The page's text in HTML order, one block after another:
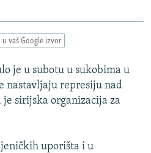
u vaš Google izvor
je u subotu u sukobima u
nastavljaju represiju nad
sirijska organizacija za
uporišta i u